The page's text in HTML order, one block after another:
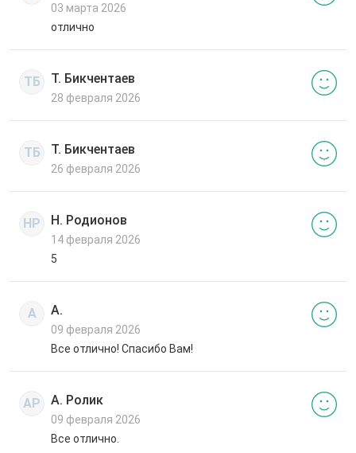
03 марта 2026
отлично
ТБ Т. Бикчентаев
28 февраля 2026
ТБ Т. Бикчентаев
26 февраля 2026
НР Н. Родионов
14 февраля 2026
5
А А.
09 февраля 2026
Все отлично! Спасибо Вам!
АР А. Ролик
09 февраля 2026
Все отлично.